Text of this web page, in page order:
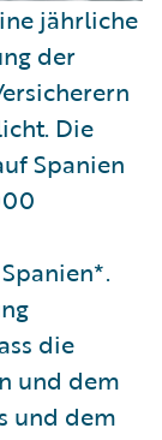
jährliche
der
Die
Spanien
die
und dem
und dem